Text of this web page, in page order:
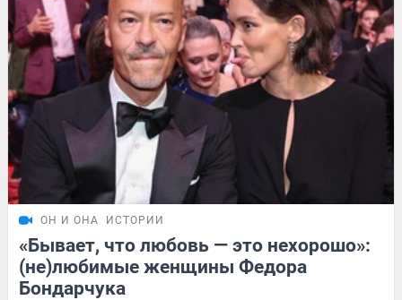
ОН И ОНА ИСТОРИИ
«Бывает, что любовь — это нехорошо»:
(не)любимые женщины Федора
Бондарчука